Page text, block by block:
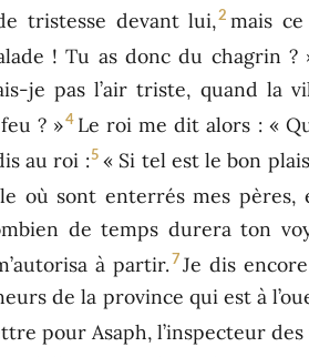
tristesse devant lui,2 mais
! Tu as donc du chagrin
je pas l’air triste, quand la
? »4 Le roi me dit alors : «
au roi :5 « Si tel est le bon
où sont enterrés mes
de temps durera ton
à partir.7 Je dis
de la province qui est à
pour Asaph, l’inspecteur